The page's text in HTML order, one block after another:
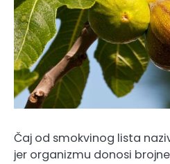
Čaj od smokvinog lista
jer organizmu donosi